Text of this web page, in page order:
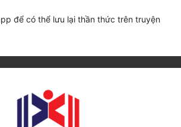
để có thể lưu lại thần thức trên truyện